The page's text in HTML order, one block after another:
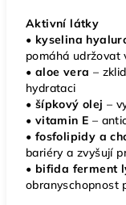
Aktivní látky
• kyselina
pomáhá udržovat
• aloe vera –
hydrataci
• šípkový olej –
• vitamin E –
• fosfolipidy a
bariéry a zvyšují
• bifida ferment
obranyschopnost